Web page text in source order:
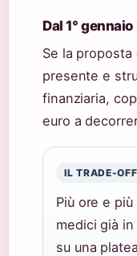
Dal 1°
Se la
presente e
finanziaria,
euro a
IL TRADE-OFF
Più ore e
medici già
su una